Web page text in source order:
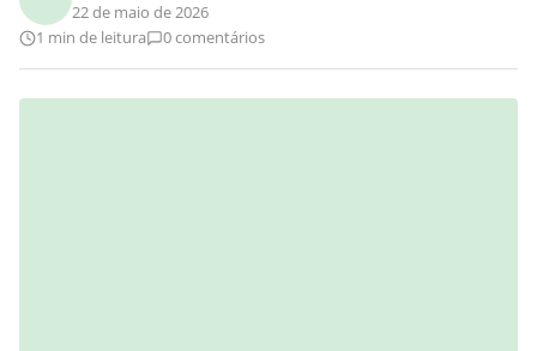
22 de maio de 2026
1 min de leitura
0 comentários